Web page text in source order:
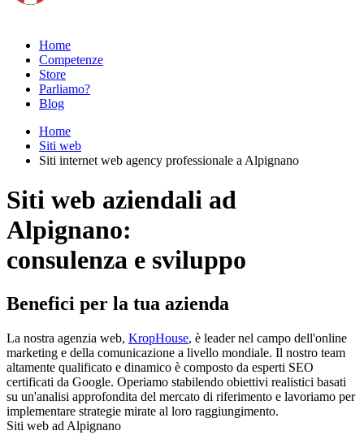
Home
Competenze
Store
Parliamo?
Blog
Home
Siti web
Siti internet web agency professionale a Alpignano
Siti web aziendali ad
Alpignano:
consulenza e sviluppo
Benefici per la tua azienda
La nostra agenzia web, KropHouse, è leader nel campo dell'online
marketing e della comunicazione a livello mondiale. Il nostro team
altamente qualificato e dinamico è composto da esperti SEO
certificati da Google. Operiamo stabilendo obiettivi realistici basati
su un'analisi approfondita del mercato di riferimento e lavoriamo per
implementare strategie mirate al loro raggiungimento.
Siti web ad Alpignano